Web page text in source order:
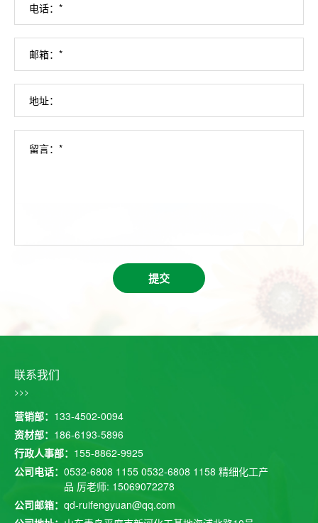
电话：*
邮箱：*
地址：
留言：*
提交
联系我们
>>>
营销部： 133-4502-0094
资材部： 186-6193-5896
行政人事部： 155-8862-9925
公司电话： 0532-6808 1155 0532-6808 1158 精细化工产
品 厉老师: 15069072278
公司邮箱： qd-ruifengyuan@qq.com